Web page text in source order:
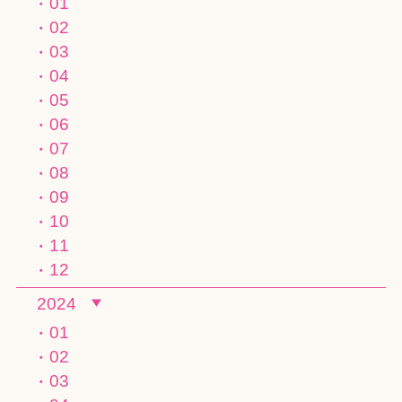
02
03
04
05
06
07
08
09
10
11
12
2024
01
02
03